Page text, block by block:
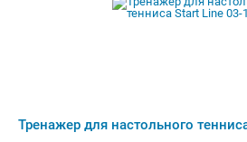
Тренажер для настольного